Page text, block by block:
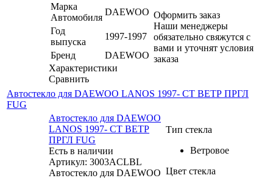
Марка
Автомобиля
DAEWOO
Год
выпуска
1997-1997
Бренд
DAEWOO
Характеристики
Сравнить
Оформить заказ
Наши менеджеры
обязательно свяжутся с
вами и уточнят условия
заказа
Автостекло для DAEWOO LANOS 1997- СТ ВЕТР ПРГЛ
FUG
Автостекло для DAEWOO
LANOS 1997- СТ ВЕТР
ПРГЛ FUG
Есть в наличии
Артикул: 3003ACLBL
Автостекло для DAEWOO
Тип стекла
Ветровое
Цвет стекла